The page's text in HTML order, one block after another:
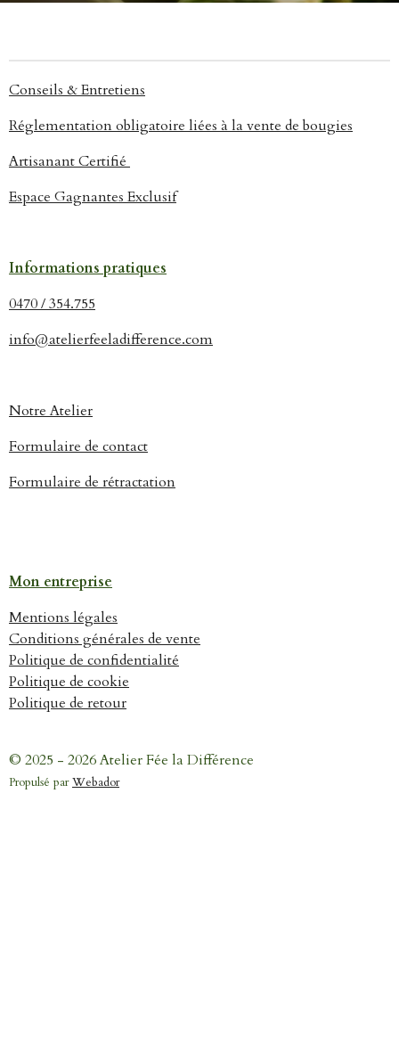
Conseils & Entretiens
Réglementation obligatoire liées à la vente de bougies
Artisanant Certifié
Espace Gagnantes Exclusif
Informations pratiques
0470 / 354.755
info@atelierfeeladifference.com
Notre Atelier
Formulaire de contact
Formulaire de rétractation
Mon entreprise
Mentions légales
Conditions générales de vente
Politique de confidentialité
Politique de cookie
Politique de retour
© 2025 - 2026 Atelier Fée la Différence
Propulsé parWebador